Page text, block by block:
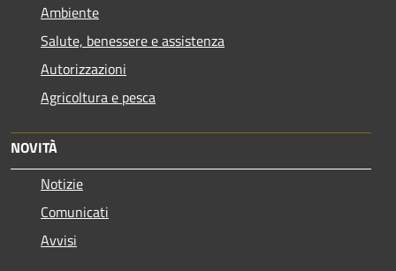
Ambiente
Salute, benessere e assistenza
Autorizzazioni
Agricoltura e pesca
NOVITÀ
Notizie
Comunicati
Avvisi